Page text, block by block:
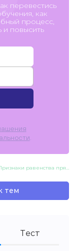
перевестись
как
процесс,
и повысить
Признаки равенства прямоугольных треугольников
тем
Тест